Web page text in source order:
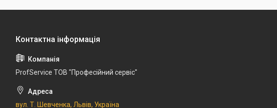
ProfService ТОВ "Професійний сервіс"
вул. Т. Шевченка, Львів, Україна